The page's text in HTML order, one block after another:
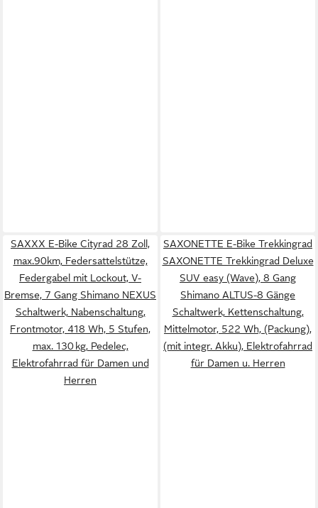
SAXXX E-Bike Cityrad 28 Zoll,
max.90km, Federsattelstütze,
Federgabel mit Lockout, V-
Bremse, 7 Gang Shimano NEXUS
Schaltwerk, Nabenschaltung,
Frontmotor, 418 Wh, 5 Stufen,
max. 130 kg, Pedelec,
Elektrofahrrad für Damen und
Herren
SAXONETTE E-Bike Trekkingrad
SAXONETTE Trekkingrad Deluxe
SUV easy (Wave), 8 Gang
Shimano ALTUS-8 Gänge
Schaltwerk, Kettenschaltung,
Mittelmotor, 522 Wh, (Packung),
(mit integr. Akku), Elektrofahrrad
für Damen u. Herren